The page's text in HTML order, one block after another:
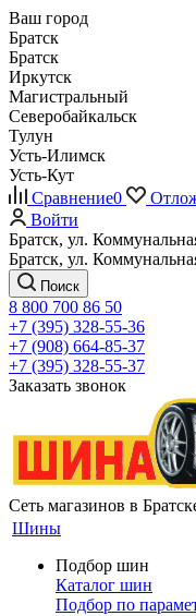
Ваш город
Братск
Братск
Иркутск
Магистральный
Северобайкальск
Тулун
Усть-Илимск
Усть-Кут
Сравнение0
Войти
Братск, ул.
Братск, ул.
Поиск
8 800 700 86 50
+7 (395) 328-55-36
+7 (908) 664-85-37
+7 (395) 328-55-37
Заказать звонок
Сеть магазинов в
Шины
Подбор шин
Каталог шин
Подбор по